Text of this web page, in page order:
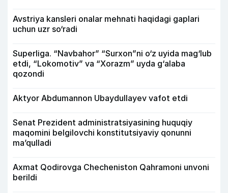
Avstriya kansleri onalar mehnati haqidagi gaplari
uchun uzr so‘radi
Superliga. “Navbahor” “Surxon”ni o‘z uyida mag‘lub
etdi, “Lokomotiv” va “Xorazm” uyda g‘alaba
qozondi
Aktyor Abdu­mannon Ubaydullayev vafot etdi
Senat Prezident administratsiyasining huquqiy
maqomini belgilovchi konstitutsiyaviy qonunni
ma’qulladi
Axmat Qodirovga Checheniston Qahramoni unvoni
berildi